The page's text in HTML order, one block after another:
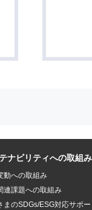
ナビリティへの取組み
動への取組み
連課題への取組み
まのSDGs/ESG対応サポー